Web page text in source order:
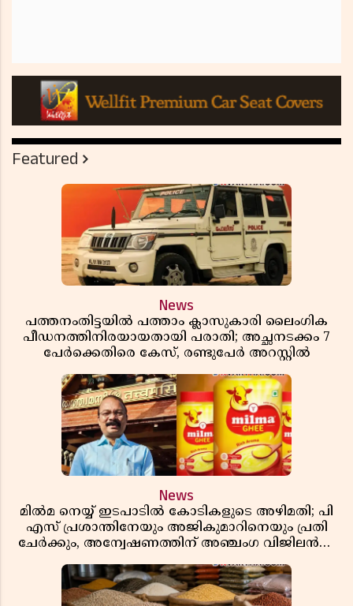
Featured
News
പത്തനംതിട്ടയിൽ പത്താം ക്ലാസുകാരി ലൈംഗിക
പീഡനത്തിനിരയായതായി പരാതി; അച്ഛനടക്കം 7
പേർക്കെതിരെ കേസ്, രണ്ടുപേർ അറസ്റ്റിൽ
News
മിൽമ നെയ്യ് ഇടപാടിൽ കോടികളുടെ അഴിമതി; പി
എസ് പ്രശാന്തിനേയും അജികുമാറിനെയും പ്രതി
ചേർക്കും, അന്വേഷണത്തിന് അഞ്ചംഗ വിജിലൻസ്